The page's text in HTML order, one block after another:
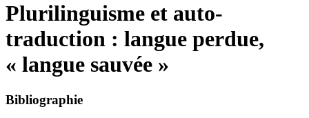
Plurilinguisme et auto-
traduction : langue perdue,
« langue sauvée »
Bibliographie